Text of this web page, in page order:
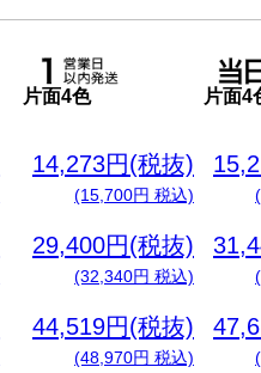
片面4色 片面4
14,273円(税抜)
(15,700円 税込)
29,400円(税抜)
(32,340円 税込)
44,519円(税抜)
(48,970円 税込)